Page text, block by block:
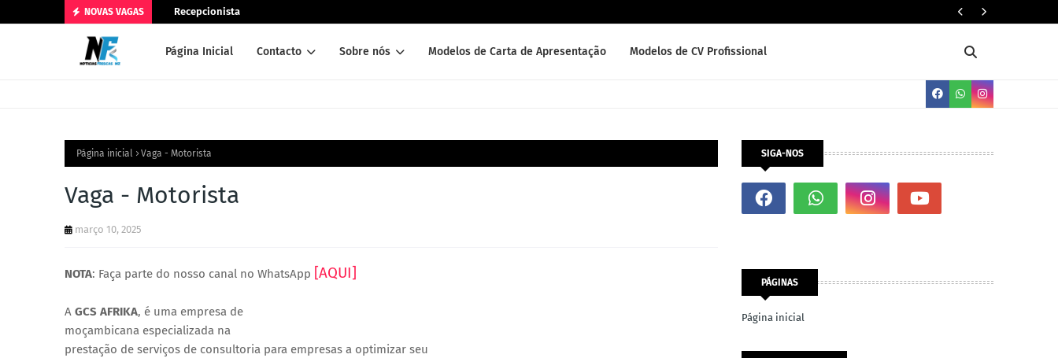
NOVAS VAGAS Recepcionista
Página Inicial Contacto Sobre nós Modelos de Carta de Apresentação Modelos de CV Profissional
Página inicial Vaga - Motorista
Vaga - Motorista
março 10, 2025
NOTA: Faça parte do nosso canal no WhatsApp [AQUI]
A GCS AFRIKA, é uma empresa de
moçambicana especializada na
prestação de serviços de consultoria para empresas a optimizar seu
SIGA-NOS
PÁGINAS
Página inicial